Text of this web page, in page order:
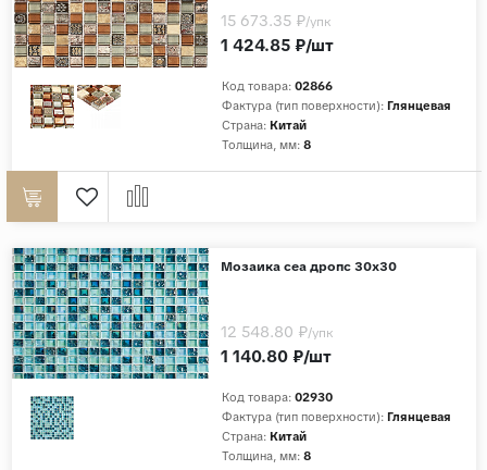
Код товара: 02866
Фактура (тип поверхности): Глянцевая
Страна: Китай
Толщина, мм: 8
1 424.85 ₽/шт
15 673.35 ₽/упк
Мозаика сеа дропс 30х30
Код товара: 02930
Фактура (тип поверхности): Глянцевая
Страна: Китай
Толщина, мм: 8
1 140.80 ₽/шт
12 548.80 ₽/упк